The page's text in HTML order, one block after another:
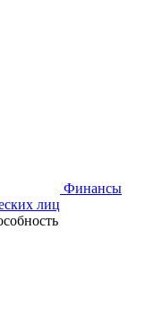
Финансы
лиц